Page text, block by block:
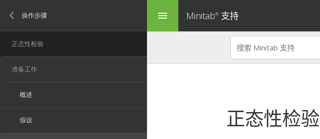
menu Minitab® 支持
正态性检验